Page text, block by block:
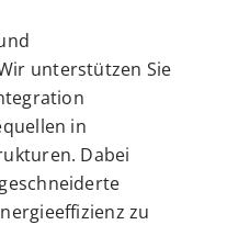
unterstützen Sie
in
Dabei
zu